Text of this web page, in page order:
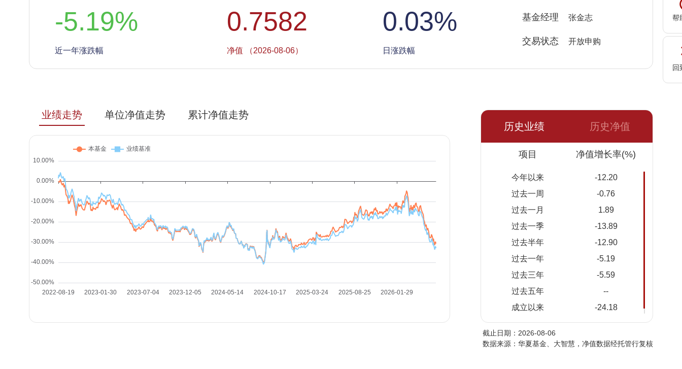
帮
回
-5.19%
近一年涨跌幅
0.7582
净值 （2026-08-06）
0.03%
日涨跌幅
基金经理 张金志
交易状态 开放申购
业绩走势 单位净值走势
累计净值走势
历史业绩
历史净值
项目 净值增长率(%)
今年以来
-12.20
过去一周
-0.76
过去一月
1.89
过去一季
-13.89
过去半年
-12.90
过去一年
-5.19
过去三年
-5.59
过去五年
--
成立以来
-24.18
净值
累计净
2026-
0.7582
08-05
2026-
08-04
0.7512
2026-
08-03
0.7619
2026-
0.7630
2026-
07-30
0.7640 0.7640
截止日期：2026-08-06
数据来源：华夏基金、大智慧，净值数据经托管行复核